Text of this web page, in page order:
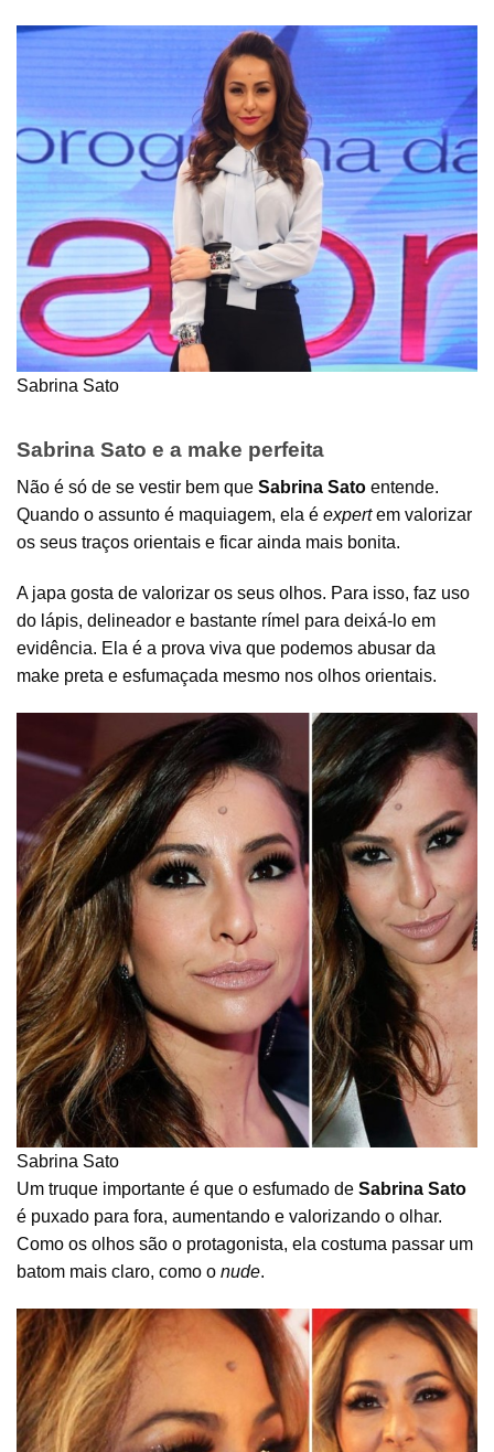
Sabrina Sato
Sabrina Sato e a make perfeita
Não é só de se vestir bem que Sabrina Sato entende.
Quando o assunto é maquiagem, ela é expertem valorizar
os seus traços orientais e ficar ainda mais bonita.
A japa gosta de valorizar os seus olhos. Para isso, faz uso
do lápis, delineador e bastante rímel para deixá-lo em
evidência. Ela é a prova viva que podemos abusar da
make preta e esfumaçada mesmo nos olhos orientais.
Sabrina Sato
Um truque importante é que o esfumado de Sabrina Sato
é puxado para fora, aumentando e valorizando o olhar.
Como os olhos são o protagonista, ela costuma passar um
batom mais claro, como o nude.